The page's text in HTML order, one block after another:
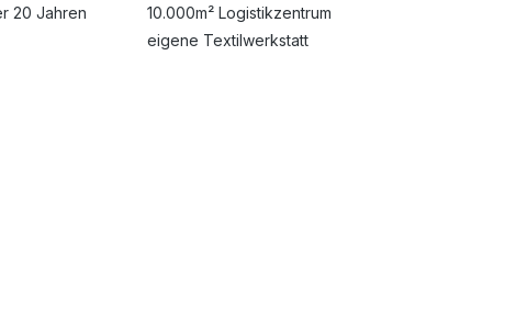
20 Jahren
10.000m² Logistikzentrum
eigene Textilwerkstatt